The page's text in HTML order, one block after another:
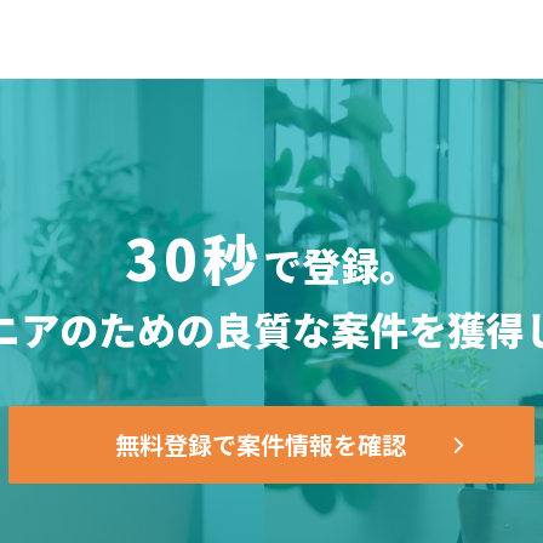
30秒で登録。
アのための良質な案件を獲得
無料登録で案件情報を確認